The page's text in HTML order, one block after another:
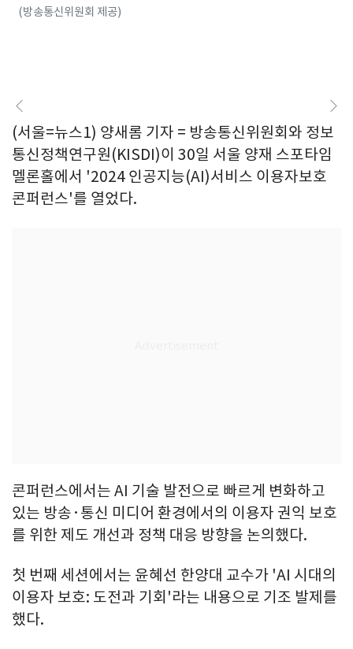
(방송통신위원회 제공)
(서울=뉴스1) 양새롬 기자 = 방송통신위원회와 정보
통신정책연구원(KISDI)이 30일 서울 양재 스포타임
멜론홀에서 '2024 인공지능(AI)서비스 이용자보호
콘퍼런스'를 열었다.
콘퍼런스에서는 AI 기술 발전으로 빠르게 변화하고
있는 방송·통신 미디어 환경에서의 이용자 권익 보호
를 위한 제도 개선과 정책 대응 방향을 논의했다.
첫 번째 세션에서는 윤혜선 한양대 교수가 'AI 시대의
이용자 보호: 도전과 기회'라는 내용으로 기조 발제를
했다.